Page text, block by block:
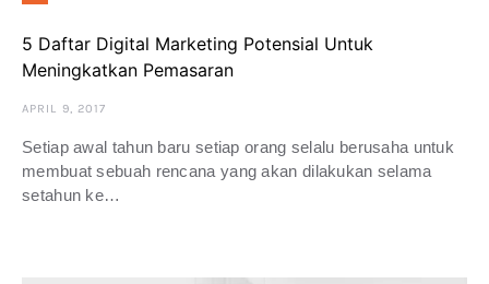
5 Daftar Digital Marketing Potensial Untuk
Meningkatkan Pemasaran
APRIL 9, 2017
Setiap awal tahun baru setiap orang selalu berusaha untuk
membuat sebuah rencana yang akan dilakukan selama
setahun ke…